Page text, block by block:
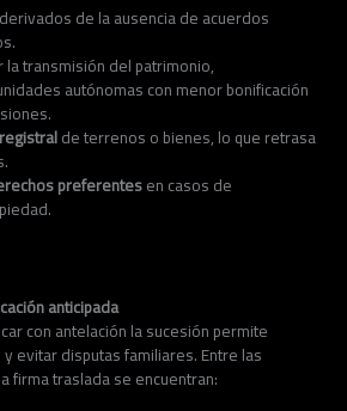
derivados de la ausencia de acuerdos
transmisión del patrimonio,
autónomas con menor bonificación
de terrenos o bienes, lo que retrasa
preferentesen casos de
anticipada
con antelación la sucesión permite
evitar disputas familiares. Entre las
firma traslada se encuentran: